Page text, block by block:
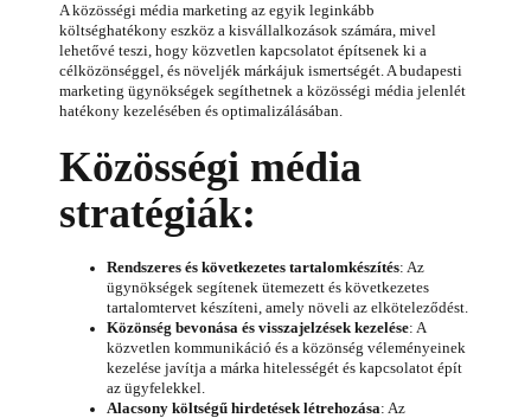
A közösségi média marketing az egyik leginkább
költséghatékony eszköz a kisvállalkozások számára, mivel
lehetővé teszi, hogy közvetlen kapcsolatot építsenek ki a
célközönséggel, és növeljék márkájuk ismertségét. A budapesti
marketing ügynökségek segíthetnek a közösségi média jelenlét
hatékony kezelésében és optimalizálásában.
Közösségi média
stratégiák:
Rendszeres és következetes tartalomkészítés: Az
ügynökségek segítenek ütemezett és következetes
tartalomtervet készíteni, amely növeli az elköteleződést.
Közönség bevonása és visszajelzések kezelése: A
közvetlen kommunikáció és a közönség véleményeinek
kezelése javítja a márka hitelességét és kapcsolatot épít
az ügyfelekkel.
Alacsony költségű hirdetések létrehozása: Az